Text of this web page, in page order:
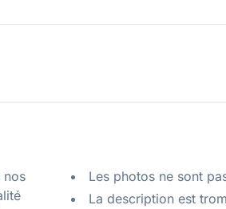
nos
Les photos ne sont
La description est